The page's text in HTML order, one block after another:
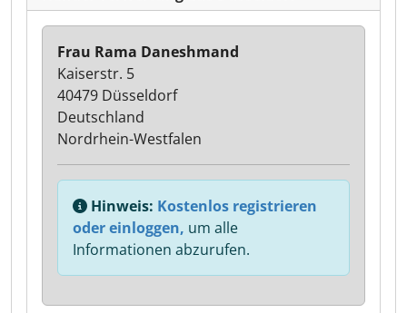
Frau Rama Daneshmand
Kaiserstr. 5
40479 Düsseldorf
Deutschland
Nordrhein-Westfalen
Hinweis: Kostenlos registrieren
oder einloggen, um alle
Informationen abzurufen.